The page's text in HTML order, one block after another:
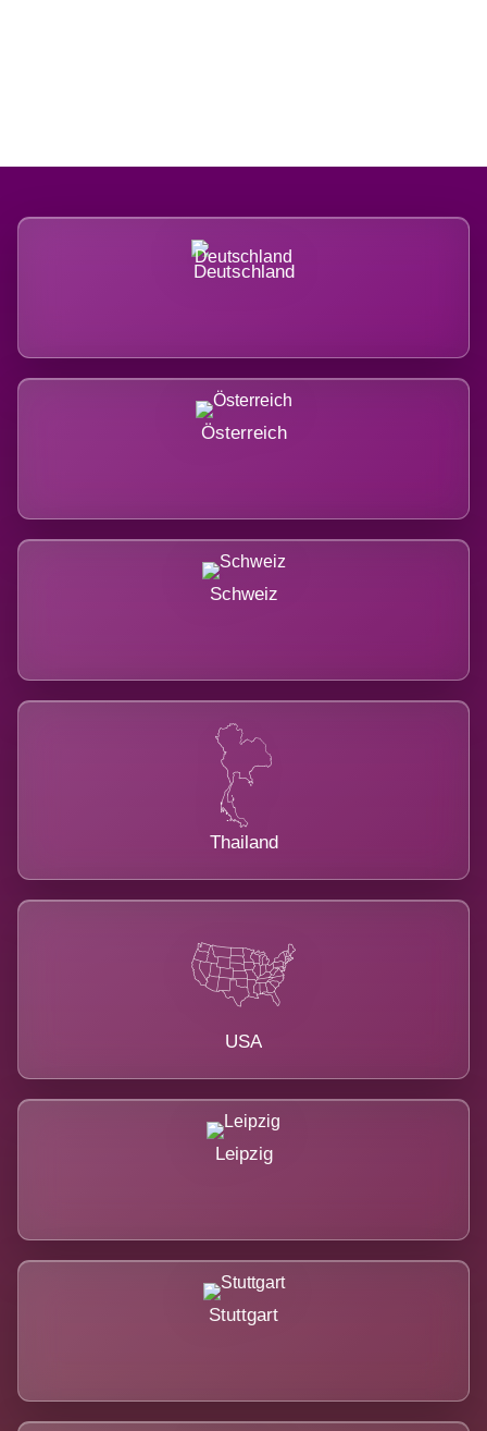
Deutschland
Österreich
Schweiz
Thailand
USA
Leipzig
Stuttgart